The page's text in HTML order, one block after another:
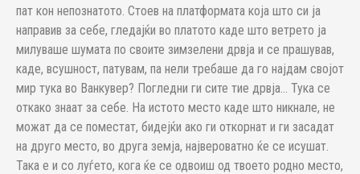
пат кон непознатото. Стоев на платформата која што си ја
направив за себе, гледајќи во платото каде што ветрето ја
милуваше шумата по своите зимзелени дрвја и се прашував,
каде, всушност, патувам, па нели требаше да го најдам својот
мир тука во Ванкувер? Погледни ги сите тие дрвја… Тука се
откако знаат за себе. На истото место каде што никнале, не
можат да се поместат, бидејќи ако ги откорнат и ги засадат
на друго место, во друга земја, највероватно ќе се исушат.
Така е и со луѓето, кога ќе се одвоиш од твоето родно место,